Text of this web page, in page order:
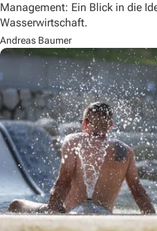
Management: Ein Blick in die
Wasserwirtschaft.
Andreas Baumer